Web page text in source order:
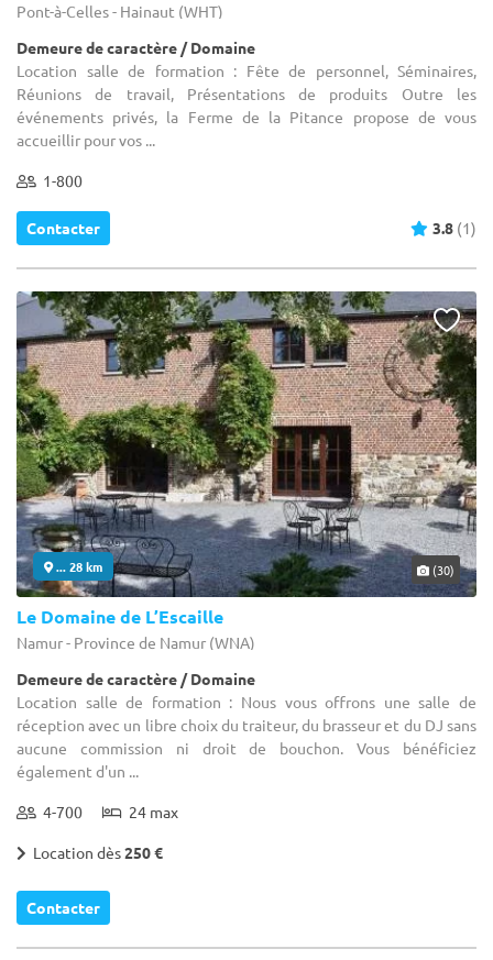
Pont-à-Celles - Hainaut (WHT)
Demeure de caractère / Domaine
Location salle de formation : Fête de personnel, Séminaires,
Réunions de travail, Présentations de produits Outre les
événements privés, la Ferme de la Pitance propose de vous
accueillir pour vos ...
1-800
Contacter 3.8 (1)
... 28 km (30)
Le Domaine de L’Escaille
Namur - Province de Namur (WNA)
Demeure de caractère / Domaine
Location salle de formation : Nous vous offrons une salle de
réception avec un libre choix du traiteur, du brasseur et du DJ sans
aucune commission ni droit de bouchon. Vous bénéficiez
également d'un ...
4-700 24 max
Location dès250 €
Contacter